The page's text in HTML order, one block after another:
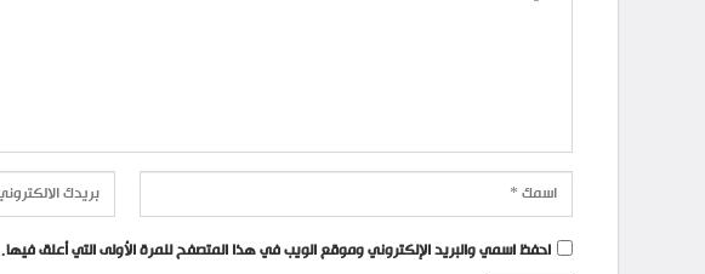
احفظ اسمي والبريد الإلكتروني وموقع الويب في هذا المتصفح للمرة الأولى التي أعلق فيها.